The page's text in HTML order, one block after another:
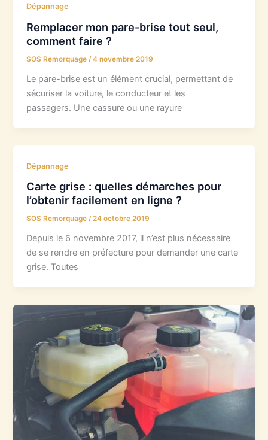
Dépannage
Remplacer mon pare-brise tout seul,
comment faire ?
SOS Remorquage/4 novembre 2019
Le pare-brise est un élément crucial, permettant de
sécuriser la voiture, le conducteur et les
passagers. Une cassure ou une rayure
Dépannage
Carte grise : quelles démarches pour
l’obtenir facilement en ligne ?
SOS Remorquage/24 octobre 2019
Depuis le 6 novembre 2017, il n’est plus nécessaire
de se rendre en préfecture pour demander une carte
grise. Toutes